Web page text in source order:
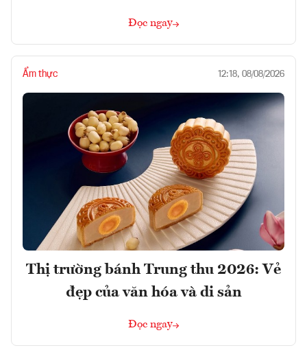
Đọc ngay
Ẩm thực 12:18, 08/08/2026
Thị trường bánh Trung thu 2026: Vẻ
đẹp của văn hóa và di sản
Đọc ngay